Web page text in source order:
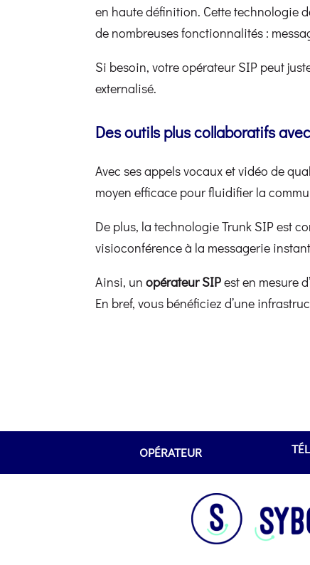
en haute définition. Cette technologie
de nombreuses fonctionnalités :
Si besoin, votre opérateur SIP peut
externalisé.
Des outils plus collaboratifs
Avec ses appels vocaux et vidéo de
moyen efficace pour fluidifier la
De plus, la technologie Trunk SIP est
visioconférence à la messagerie
Ainsi, unopérateur SIPest en mesure
En bref, vous bénéficiez d’une
OPÉRATEUR